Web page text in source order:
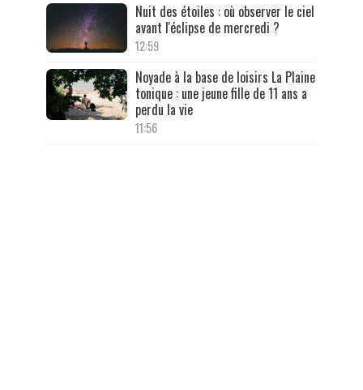
Nuit des étoiles : où observer le ciel
avant l'éclipse de mercredi ?
12:59
Noyade à la base de loisirs La Plaine
tonique : une jeune fille de 11 ans a
perdu la vie
11:56